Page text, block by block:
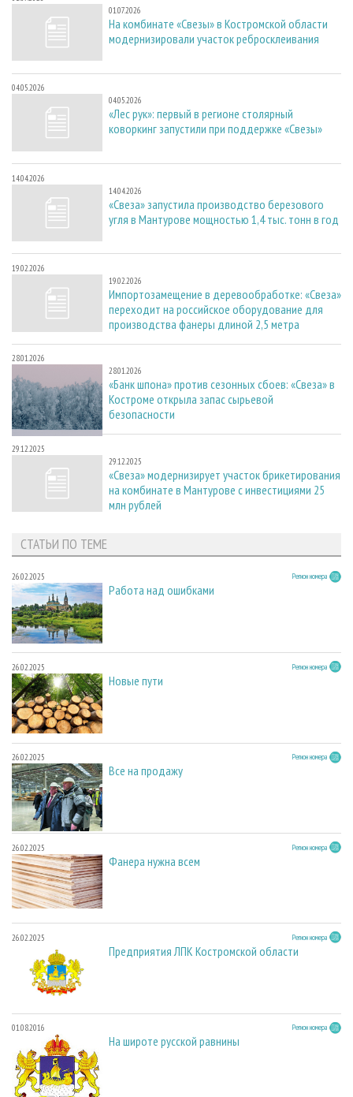
01.07.2026
На комбинате «Свезы» в Костромской области
модернизировали участок ребросклеивания
04.05.2026
04.05.2026
«Лес рук»: первый в регионе столярный
коворкинг запустили при поддержке «Свезы»
14.04.2026
14.04.2026
«Свеза» запустила производство березового
угля в Мантурове мощностью 1,4 тыс. тонн в год
19.02.2026
19.02.2026
Импортозамещение в деревообработке: «Свеза»
переходит на российское оборудование для
производства фанеры длиной 2,5 метра
28.01.2026
28.01.2026
«Банк шпона» против сезонных сбоев: «Свеза» в
Костроме открыла запас сырьевой
безопасности
29.12.2025
29.12.2025
«Свеза» модернизирует участок брикетирования
на комбинате в Мантурове с инвестициями 25
млн рублей
СТАТЬИ ПО ТЕМЕ
26.02.2025 Регион номера
Работа над ошибками
26.02.2025 Регион номера
Новые пути
26.02.2025 Регион номера
Все на продажу
26.02.2025 Регион номера
Фанера нужна всем
26.02.2025 Регион номера
Предприятия ЛПК Костромской области
01.08.2016 Регион номера
На широте русской равнины